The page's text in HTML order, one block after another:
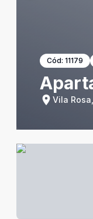
Cód: 11179
Vila